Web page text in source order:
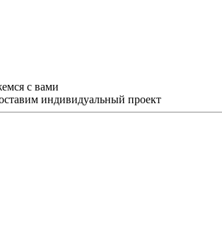
с вами
индивидуальный проект